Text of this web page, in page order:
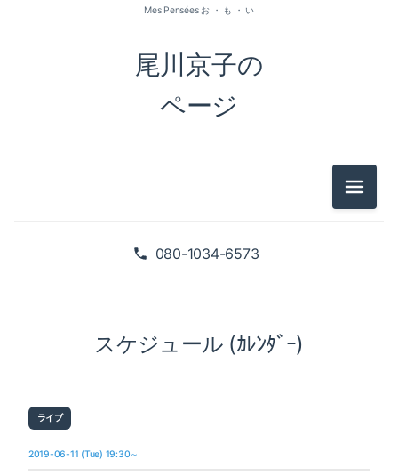
080-1034-6573
尾川京子の
ページ
Mes Pensées お ・ も ・ い
メニュ
スケジュール (ｶﾚﾝﾀﾞｰ)
ライブ
2019-06-11 (Tue) 19:30～